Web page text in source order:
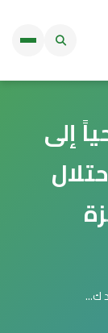
إلى
ك...